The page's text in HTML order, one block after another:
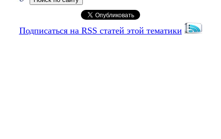
Подписаться на RSS статей этой тематики